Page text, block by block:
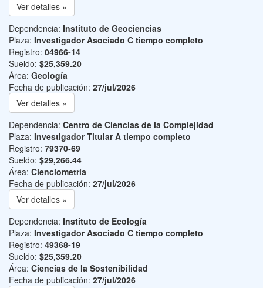
Ver detalles »
Dependencia: Instituto de Geociencias
Plaza: Investigador Asociado C tiempo completo
Registro: 04966-14
Sueldo: $25,359.20
Área: Geología
Fecha de publicación: 27/jul/2026
Ver detalles »
Dependencia: Centro de Ciencias de la Complejidad
Plaza: Investigador Titular A tiempo completo
Registro: 79370-69
Sueldo: $29,266.44
Área: Cienciometría
Fecha de publicación: 27/jul/2026
Ver detalles »
Dependencia: Instituto de Ecología
Plaza: Investigador Asociado C tiempo completo
Registro: 49368-19
Sueldo: $25,359.20
Área: Ciencias de la Sostenibilidad
Fecha de publicación: 27/jul/2026